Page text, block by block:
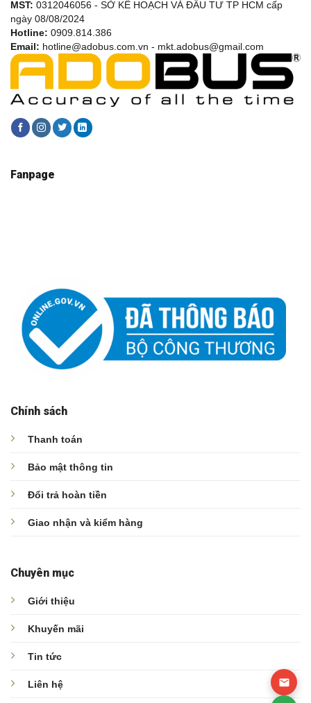
MST: 0312046056 - SỞ KẾ HOẠCH VÀ ĐẦU TƯ TP HCM cấp
ngày 08/08/2024
Hotline: 0909.814.386
Email: hotline@adobus.com.vn - mkt.adobus@gmail.com
Chính sách
Thanh toán
Bảo mật thông tin
Đổi trả hoàn tiền
Giao nhận và kiểm hàng
Chuyên mục
Giới thiệu
Khuyến mãi
Tin tức
Liên hệ
Fanpage